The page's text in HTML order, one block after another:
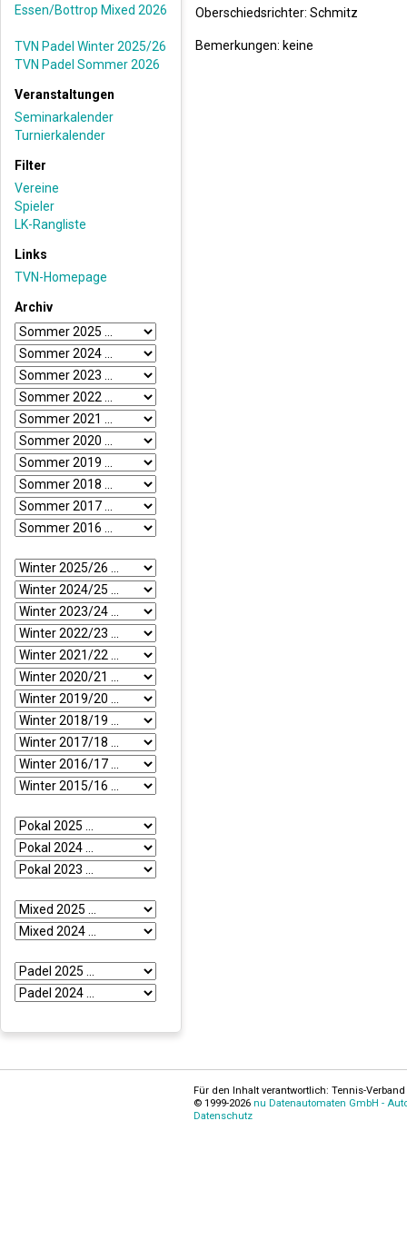
Essen/Bottrop Mixed 2026
TVN Padel Winter 2025/26
TVN Padel Sommer 2026
Veranstaltungen
Seminarkalender
Turnierkalender
Filter
Vereine
Spieler
LK-Rangliste
Links
TVN-Homepage
Archiv
Oberschiedsrichter: Schmitz
Bemerkungen: keine
Für den Inhalt verantwortlich: Tennis-
© 1999-2026 nu Datenautomaten GmbH -
Datenschutz